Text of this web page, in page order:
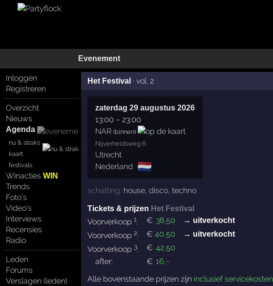
Evenement
Inloggen
Registreren
Overzicht
Nieuws
Agenda
nu & straks
kaart
festivals
WinactiesWIN
Trends
Foto's
Video's
Interviews
Recensies
Radio
Leden
Forums
Verslagen (leden)
Het Festival · vol. 2
zaterdag 29 augustus 2026
13:00 – 23:00
NAR (binnen)
Nijverheidsweg 6
Utrecht
Nederland 🇳🇱
schatting: house, disco, techno
Tickets & prijzen Het Festival
Voorverkoop 1: € 38,50 → uitverkocht
Voorverkoop 2: € 40,50 → uitverkocht
Voorverkoop 3: € 42,50
after:
€ 16,-
Alle bovenstaande prijzen zijn inclusief servicekosten